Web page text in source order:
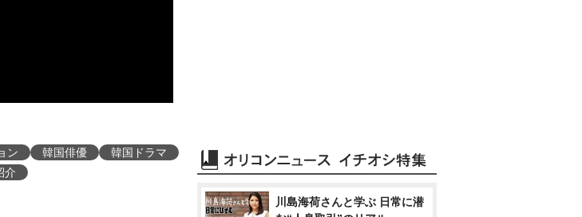
ン 韓国俳優
韓国ドラマ
介
川島海荷さんと学ぶ 日常に潜